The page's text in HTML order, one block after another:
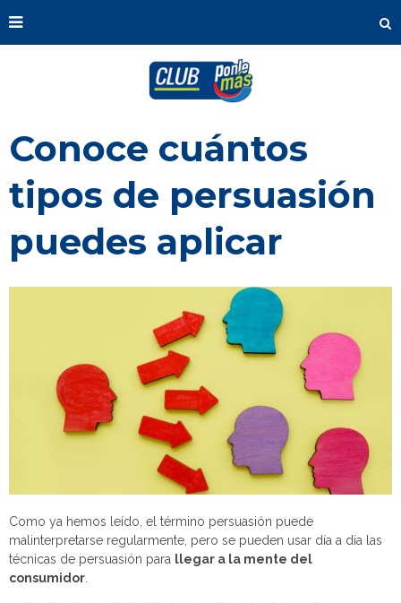
Conoce cuántos
tipos de persuasión
puedes aplicar
Como ya hemos leído, el término persuasión puede
malinterpretarse regularmente, pero se pueden usar día a día las
técnicas de persuasión para llegar a la mente del
consumidor